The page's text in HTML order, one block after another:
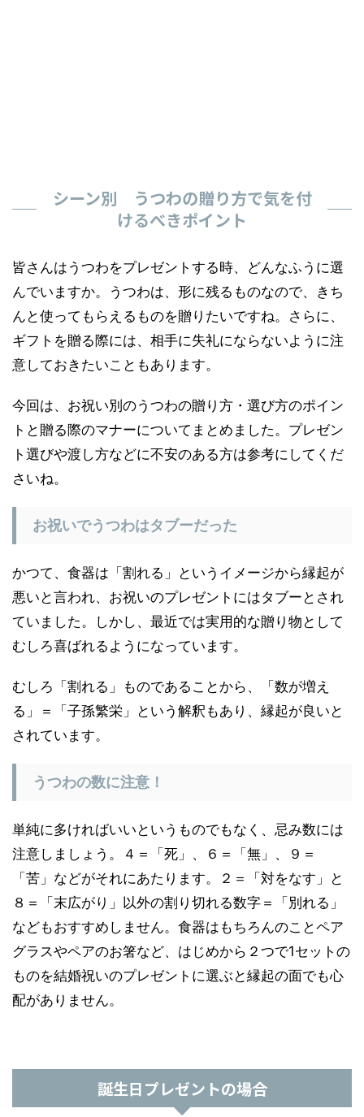
シーン別 うつわの贈り方で気を付
けるべきポイント
皆さんはうつわをプレゼントする時、どんなふうに選
んでいますか。うつわは、形に残るものなので、きち
んと使ってもらえるものを贈りたいですね。さらに、
ギフトを贈る際には、相手に失礼にならないように注
意しておきたいこともあります。
今回は、お祝い別のうつわの贈り方・選び方のポイン
トと贈る際のマナーについてまとめました。プレゼン
ト選びや渡し方などに不安のある方は参考にしてくだ
さいね。
お祝いでうつわはタブーだった
かつて、食器は「割れる」というイメージから縁起が
悪いと言われ、お祝いのプレゼントにはタブーとされ
ていました。しかし、最近では実用的な贈り物として
むしろ喜ばれるようになっています。
むしろ「割れる」ものであることから、「数が増え
る」＝「子孫繁栄」という解釈もあり、縁起が良いと
されています。
うつわの数に注意！
単純に多ければいいというものでもなく、忌み数には
注意しましょう。４＝「死」、６＝「無」、９＝
「苦」などがそれにあたります。２＝「対をなす」と
８＝「末広がり」以外の割り切れる数字＝「別れる」
などもおすすめしません。食器はもちろんのことペア
グラスやペアのお箸など、はじめから２つで1セットの
ものを結婚祝いのプレゼントに選ぶと縁起の面でも心
配がありません。
誕生日プレゼントの場合